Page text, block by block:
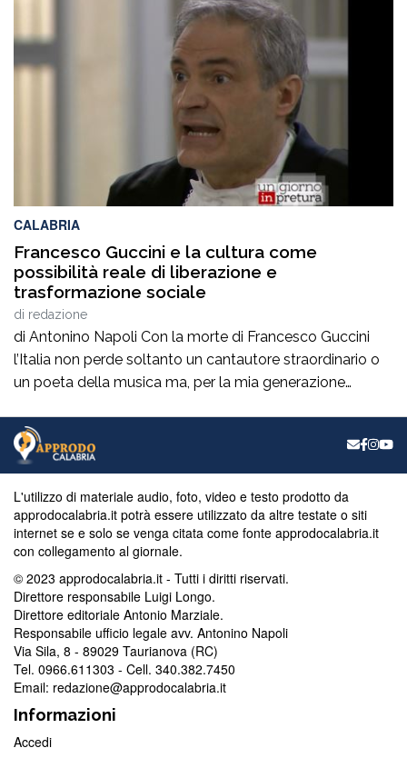
Camigliatello Silano alcuni tra i più autorevoli
protagonisti del panorama culturale e istituzionale
italiano. Nella splendida cornice di Piazza […]
CALABRIA
Francesco Guccini e la cultura come
possibilità reale di liberazione e
trasformazione sociale
di redazione
di Antonino Napoli Con la morte di Francesco Guccini
l’Italia non perde soltanto un cantautore straordinario o
un poeta della musica ma, per la mia generazione
ne va un autentico riferimento culturale, uno di quei
maestri che hanno insegnato a pensare prima ancora
che a cantare. […]
L'utilizzo di materiale audio, foto, video e testo prodotto da
approdocalabria.it potrà essere utilizzato da altre testate o siti
internet se e solo se venga citata come fonte approdocalabria.it
con collegamento al giornale.
© 2023 approdocalabria.it - Tutti i diritti riservati.
Direttore responsabile Luigi Longo.
Direttore editoriale Antonio Marziale.
Responsabile ufficio legale avv. Antonino Napoli
Via Sila, 8 - 89029 Taurianova (RC)
Tel. 0966.611303 - Cell. 340.382.7450
Email: redazione@approdocalabria.it
Informazioni
Accedi